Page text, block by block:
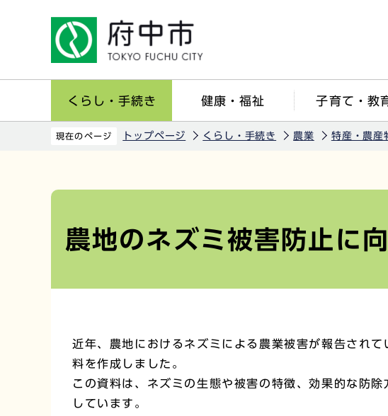
くらし・手続き 健康・福祉 子育て・教
現在のページ トップページ くらし・手続き 農業 特産・農産
農地のネズミ被害防止に
近年、農地におけるネズミによる農業被害が報告されて
料を作成しました。
この資料は、ネズミの生態や被害の特徴、効果的な防
しています。